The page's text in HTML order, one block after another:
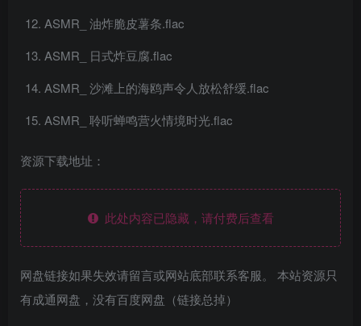
ASMR_ 油炸脆皮薯条.flac
ASMR_ 日式炸豆腐.flac
ASMR_ 沙滩上的海鸥声令人放松舒缓.flac
ASMR_ 聆听蝉鸣营火情境时光.flac
资源下载地址：
此处内容已隐藏，请付费后查看
网盘链接如果失效请留言或网站底部联系客服。 本站资源只
有成通网盘，没有百度网盘（链接总掉）